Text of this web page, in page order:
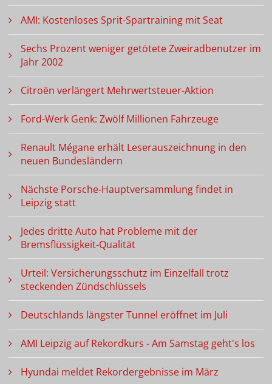
AMI: Kostenloses Sprit-Spartraining mit Seat
Sechs Prozent weniger getötete Zweiradbenutzer im
Jahr 2002
Citroën verlängert Mehrwertsteuer-Aktion
Ford-Werk Genk: Zwölf Millionen Fahrzeuge
Renault Mégane erhält Leserauszeichnung in den
neuen Bundesländern
Nächste Porsche-Hauptversammlung findet in
Leipzig statt
Jedes dritte Auto hat Probleme mit der
Bremsflüssigkeit-Qualität
Urteil: Versicherungsschutz im Einzelfall trotz
steckenden Zündschlüssels
Deutschlands längster Tunnel eröffnet im Juli
AMI Leipzig auf Rekordkurs - Am Samstag geht's los
Hyundai meldet Rekordergebnisse im März